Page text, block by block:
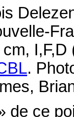
I,F,D
.
de ce